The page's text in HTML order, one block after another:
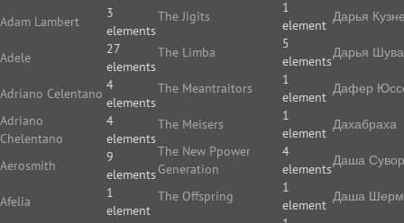
Adam Lambert
3
elements
Adele
27
elements
Adriano Celentano
4
elements
Adriano
Chelentano
4
elements
Aerosmith
9
elements
Afelia
1
element
The Jigits
1
element
The Limba
5
elements
The Meantraitors
1
element
The Meisers
1
element
The New Ppower
Generation
4
elements
The Offspring
1
element
Дарья
Дарья
Дафер
Дахабраха
Даша
Даша